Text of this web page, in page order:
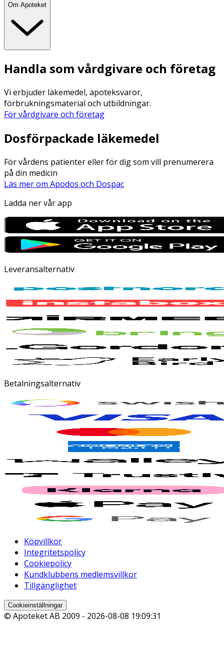
Om Apoteket
Handla som vårdgivare och företag
Vi erbjuder läkemedel, apoteksvaror,
förbrukningsmaterial och utbildningar.
För vårdgivare och företag
Dosförpackade läkemedel
För vårdens patienter eller för dig som vill prenumerera
på din medicin
Läs mer om Apodos och Dospac
Ladda ner vår app
Leveransalternativ
Betalningsalternativ
Köpvillkor
Integritetspolicy
Cookiepolicy
Kundklubbens medlemsvillkor
Tillgänglighet
Cookieinställningar
© Apoteket AB 2009 - 2026-08-08 19:09:31